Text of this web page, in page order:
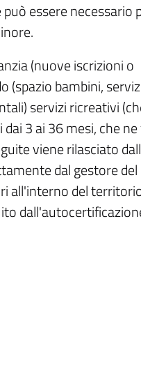
essere necessario
(nuove iscrizioni o
(spazio bambini,
servizi ricreativi
3 ai 36 mesi, che
viene rilasciato
dal gestore
all'interno del